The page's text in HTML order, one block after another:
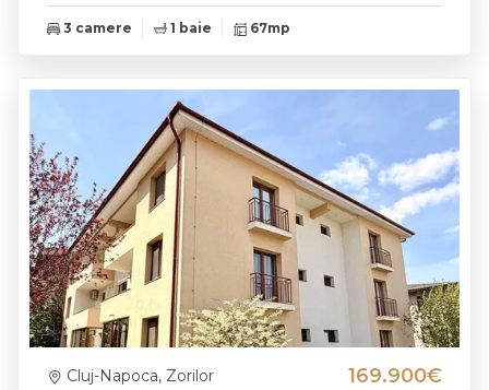
3 camere 1 baie 67mp
Cluj-Napoca, Zorilor 169.900€